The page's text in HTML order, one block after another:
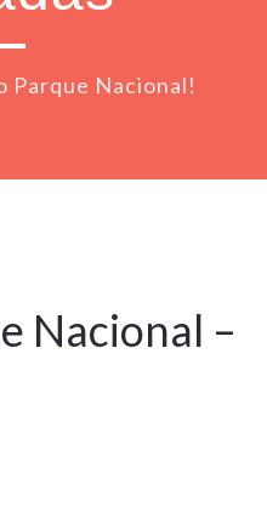
Parque Nacional!
Nacional –